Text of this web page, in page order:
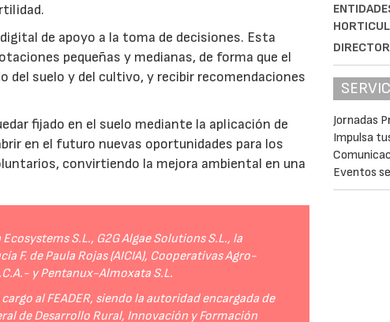
de apoyo a la toma de decisiones. Esta
pequeñas y medianas, de forma que el
suelo y del cultivo, y recibir recomendaciones
fijado en el suelo mediante la aplicación de
en el futuro nuevas oportunidades para los
convirtiendo la mejora ambiental en una
S.L., G2G Algae Solutions S.L., la
F. de Paula Rojas (AICIA), Cooperativas Agro-
y Pentanux-Almoxata S.L.
al FEADER, siendo la autoridad encargada de
de Desarrollo Rural, Innovación y Formación
Jornadas
Impulsa
Eventos